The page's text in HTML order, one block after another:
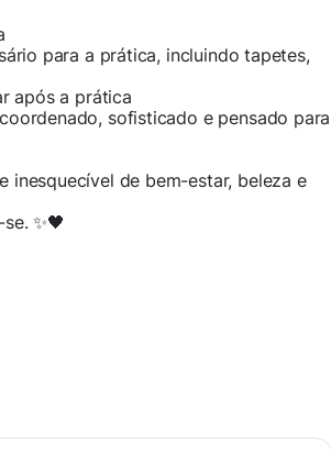
para a prática, incluindo tapetes,
após a prática
sofisticado e pensado para
inesquecível de bem-estar, beleza e
✨🖤